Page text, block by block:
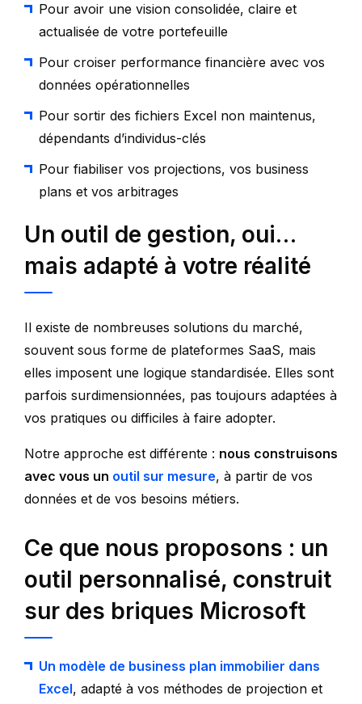
Pour avoir une vision consolidée, claire et
actualisée de votre portefeuille
Pour croiser performance financière avec vos
données opérationnelles
Pour sortir des fichiers Excel non maintenus,
dépendants d’individus-clés
Pour fiabiliser vos projections, vos business
plans et vos arbitrages
Un outil de gestion, oui…
mais adapté à votre réalité
Il existe de nombreuses solutions du marché,
souvent sous forme de plateformes SaaS, mais
elles imposent une logique standardisée. Elles sont
parfois surdimensionnées, pas toujours adaptées à
vos pratiques ou difficiles à faire adopter.
Notre approche est différente : nous construisons
avec vous un outil sur mesure, à partir de vos
données et de vos besoins métiers.
Ce que nous proposons : un
outil personnalisé, construit
sur des briques Microsoft
Un modèle de business plan immobilier dans
Excel, adapté à vos méthodes de projection et